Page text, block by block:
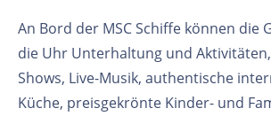
An Bord der MSC Schiffe können die
die Uhr Unterhaltung und
Shows, Live-Musik, authentische
Küche, preisgekrönte Kinder- und